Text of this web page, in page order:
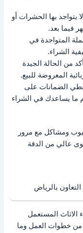
يتواجد بها الحشرات أو
فيما بعد.
المتواجدة في
الشراء.
من الحالة الجيدة
المعروضة للبيع.
الضمانات على
ما يساعدك في الشراء
ومشاكل مع مرور
عالي من الدقة
بالرياض
الاثاث المستعمل
خطوات العمل وما